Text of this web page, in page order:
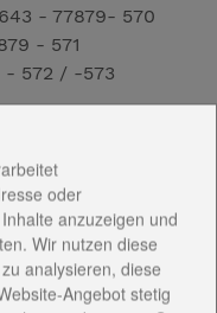
- 77879- 570
- 571
- 572 / -573
oder
anzuzeigen und
Wir nutzen diese
analysieren, diese
Angebot stetig